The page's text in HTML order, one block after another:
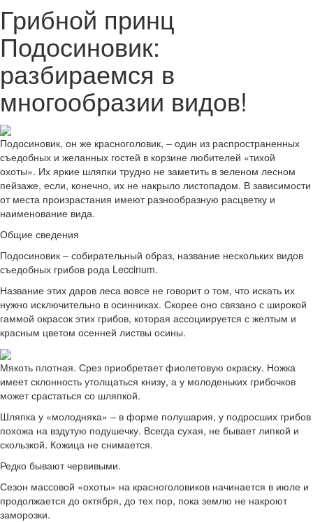
Грибной принц
Подосиновик:
разбираемся в
многообразии видов!
Подосиновик, он же красноголовик, – один из распространенных
съедобных и желанных гостей в корзине любителей «тихой
охоты». Их яркие шляпки трудно не заметить в зеленом лесном
пейзаже, если, конечно, их не накрыло листопадом. В зависимости
от места произрастания имеют разнообразную расцветку и
наименование вида.
Общие сведения
Подосиновик – собирательный образ, название нескольких видов
съедобных грибов рода Leccinum.
Название этих даров леса вовсе не говорит о том, что искать их
нужно исключительно в осинниках. Скорее оно связано с широкой
гаммой окрасок этих грибов, которая ассоциируется с желтым и
красным цветом осенней листвы осины.
Мякоть плотная. Срез приобретает фиолетовую окраску. Ножка
имеет склонность утолщаться книзу, а у молоденьких грибочков
может срастаться со шляпкой.
Шляпка у «молодняка» – в форме полушария, у подросших грибов
похожа на вздутую подушечку. Всегда сухая, не бывает липкой и
скользкой. Кожица не снимается.
Редко бывают червивыми.
Сезон массовой «охоты» на красноголовиков начинается в июле и
продолжается до октября, до тех пор, пока землю не накроют
заморозки.